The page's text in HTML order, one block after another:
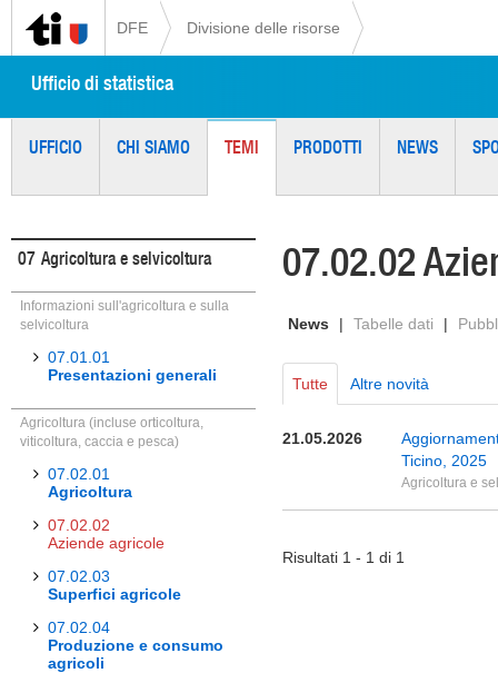
DFE Divisione delle risorse
Ufficio di statistica
UFFICIO CHI SIAMO TEMI PRODOTTI NEWS
07 Agricoltura e selvicoltura
Informazioni sull'agricoltura e sulla
selvicoltura
07.01.01
Presentazioni generali
Agricoltura (incluse orticoltura,
viticoltura, caccia e pesca)
07.02.01
Agricoltura
07.02.02
Aziende agricole
07.02.03
Superfici agricole
07.02.04
Produzione e consumo
agricoli
07.02.02
News | Tabelle dati |
Tutte Altre novità
21.05.2026
Ticino, 2025
Agricoltura e
Risultati 1 - 1 di 1